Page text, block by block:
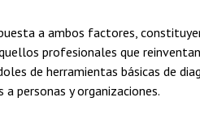
a ambos factores,
profesionales que
de herramientas básicas de
personas y organizaciones.